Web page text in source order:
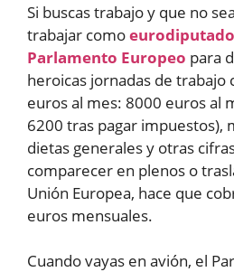
Si buscas trabajo y que no
trabajar comoeurodiputado
Parlamento Europeo para
heroicas jornadas de trabajo
euros al mes: 8000 euros al
6200 tras pagar impuestos),
dietas generales y otras
comparecer en plenos o
Unión Europea, hace que
euros mensuales.
Cuando vayas en avión, el